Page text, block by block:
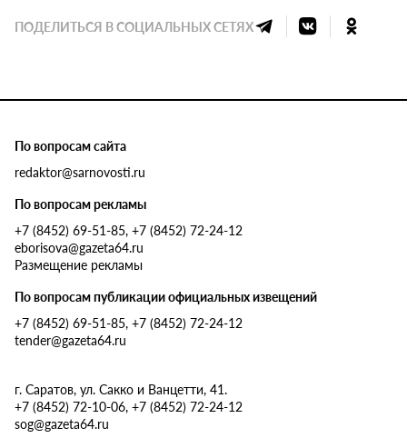
ПОДЕЛИТЬСЯ В СОЦИАЛЬНЫХ СЕТЯХ
По вопросам сайта
redaktor@sarnovosti.ru
По вопросам рекламы
+7 (8452) 69-51-85, +7 (8452) 72-24-12
eborisova@gazeta64.ru
Размещение рекламы
По вопросам публикации официальных извещений
+7 (8452) 69-51-85, +7 (8452) 72-24-12
tender@gazeta64.ru
г. Саратов, ул. Сакко и Ванцетти, 41.
+7 (8452) 72-10-06, +7 (8452) 72-24-12
sog@gazeta64.ru